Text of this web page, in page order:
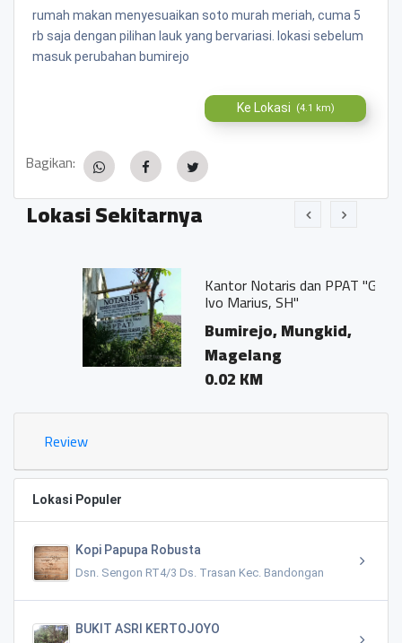
rumah makan menyesuaikan soto murah meriah, cuma 5
rb saja dengan pilihan lauk yang bervariasi. lokasi sebelum
masuk perubahan bumirejo
Ke Lokasi (4.1 km)
Bagikan:
Lokasi Sekitarnya
Kantor Notaris dan PPAT "Georgius
Ivo Marius, SH"
Bumirejo, Mungkid,
Magelang
0.02 KM
Review
Lokasi Populer
Kopi Papupa Robusta
Dsn. Sengon RT4/3 Ds. Trasan Kec. Bandongan
BUKIT ASRI KERTOJOYO